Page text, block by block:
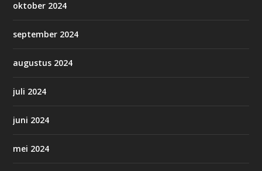
oktober 2024
september 2024
augustus 2024
juli 2024
juni 2024
mei 2024